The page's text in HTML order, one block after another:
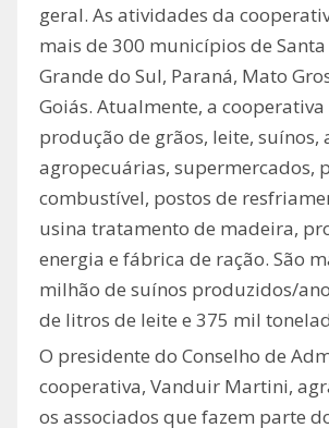
geral. As atividades da
mais de 300 municípios de Santa
Grande do Sul, Paraná, Mato
Goiás. Atualmente, a
produção de grãos, leite, suínos,
agropecuárias, supermercados,
combustível, postos de
usina tratamento de madeira,
energia e fábrica de ração. São
milhão de suínos produzidos/
de litros de leite e 375 mil
O presidente do Conselho de
cooperativa, Vanduir Martini,
os associados que fazem parte